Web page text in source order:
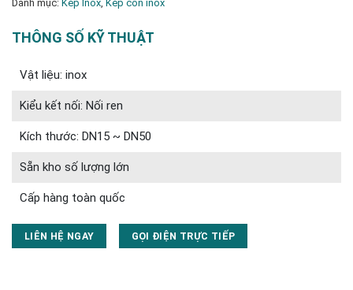
Danh mục: Kép Inox, Kép côn inox
THÔNG SỐ KỸ THUẬT
Vật liệu: inox
Kiểu kết nối: Nối ren
Kích thước: DN15 ~ DN50
Sẵn kho số lượng lớn
Cấp hàng toàn quốc
LIÊN HỆ NGAY GỌI ĐIỆN TRỰC TIẾP